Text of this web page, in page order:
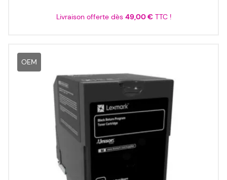
Livraison offerte dès 49,00 €TTC !
OEM